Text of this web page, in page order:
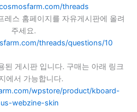
threads
레스 홈페이지를 자유게시판에 올려
주세요.
threads/questions/10
된 게시판 입니다. 구매는 아래 링크
에서 가능합니다.
wpstore/product/kboard-
webzine-skin